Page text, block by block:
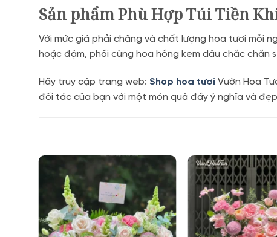
Sản phẩm Phù Hợp Túi Tiền
Với mức giá phải chăng và chất lượng hoa tươi mỗi
hoặc đậm, phối cùng hoa hồng kem dâu chắc
Hãy truy cập trang web: Shop hoa tươi Vườn Hoa
đối tác của bạn với một món quà đầy ý nghĩa và